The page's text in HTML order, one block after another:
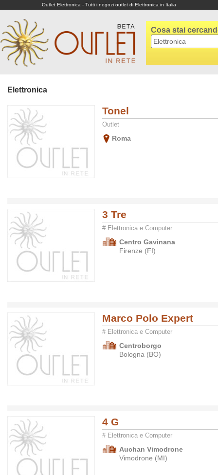
Outlet Elettronica - Tutti i negozi outlet di Elettronica in Italia
Cosa stai
Elettronica
Tonel
Outlet
Roma
3 Tre
# Elettronica e Computer
Centro Gavinana
Firenze (FI)
Marco Polo Expert
# Elettronica e Computer
Centroborgo
Bologna (BO)
4 G
# Elettronica e Computer
Auchan Vimodrone
Vimodrone (MI)